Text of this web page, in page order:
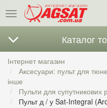
Меню
Каталог
Інтернет магазин
Аксесуари: пульт для
інше
Пульти для супутникових
Пульт д / у Sat-Integral